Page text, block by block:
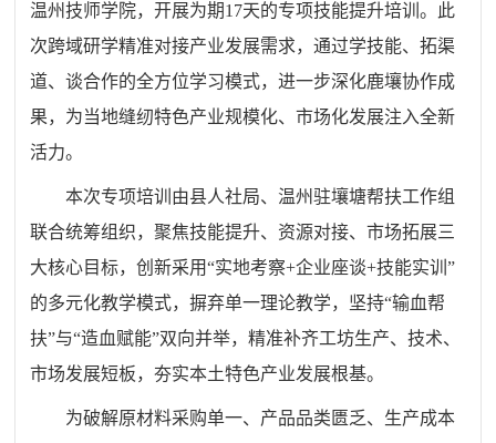
温州技师学院，开展为期17天的专项技能提升培训。此
次跨域研学精准对接产业发展需求，通过学技能、拓渠
道、谈合作的全方位学习模式，进一步深化鹿壤协作成
果，为当地缝纫特色产业规模化、市场化发展注入全新
活力。
本次专项培训由县人社局、温州驻壤塘帮扶工作组
联合统筹组织，聚焦技能提升、资源对接、市场拓展三
大核心目标，创新采用“实地考察+企业座谈+技能实训”
的多元化教学模式，摒弃单一理论教学，坚持“输血帮
扶”与“造血赋能”双向并举，精准补齐工坊生产、技术、
市场发展短板，夯实本土特色产业发展根基。
为破解原材料采购单一、产品品类匮乏、生产成本